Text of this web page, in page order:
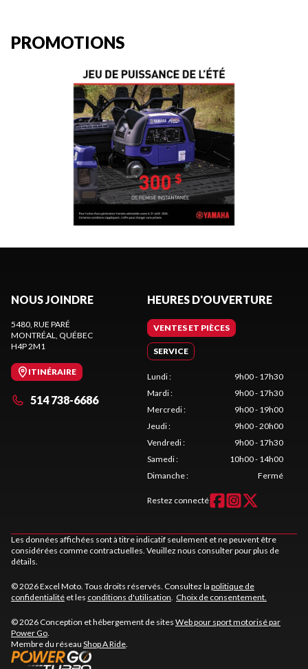
PROMOTIONS
NOUS JOINDRE
5480, RUE PARÉ
MONTRÉAL, QUÉBEC
H4P 2M1
ITINÉRAIRE
514 738-6686
HEURES D'OUVERTURE
VENTES ET PIÈCES
SERVICE
Lundi:
9h00 - 17h30
Mardi:
9h00 - 17h30
Mercredi:
9h00 - 19h00
Jeudi:
9h00 - 20h00
Vendredi:
9h00 - 17h30
Samedi:
10h00 - 14h00
Dimanche: Fermé
Restez connecté
Les données affichées sont à titre indicatif seulement et ne peuvent être
considérées comme contractuelles. Veuillez nous consulter pour plus de
détails.
© 2026 Excel Moto. Tous droits réservés. Consultez la politique de
confidentialité et les conditions d'utilisation. Choix de consentement.
© 2026 Conception et hébergement de sites Web pour sport motorisé par
Power Go.
Membre du réseau Shop A Ride.